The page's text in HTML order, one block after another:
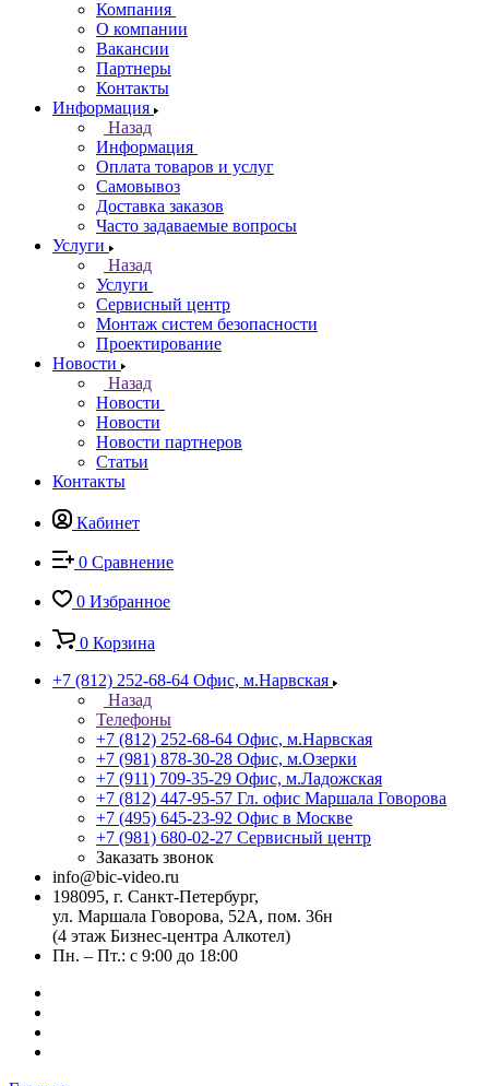
Компания
О компании
Вакансии
Партнеры
Контакты
Информация
Назад
Информация
Оплата товаров и услуг
Самовывоз
Доставка заказов
Часто задаваемые вопросы
Услуги
Назад
Услуги
Сервисный центр
Монтаж систем безопасности
Проектирование
Новости
Назад
Новости
Новости
Новости партнеров
Статьи
Контакты
Кабинет
0 Сравнение
0 Избранное
0 Корзина
+7 (812) 252-68-64 Офис, м.Нарвская
Назад
Телефоны
+7 (812) 252-68-64 Офис, м.Нарвская
+7 (981) 878-30-28 Офис, м.Озерки
+7 (911) 709-35-29 Офис, м.Ладожская
+7 (812) 447-95-57 Гл. офис Маршала Говорова
+7 (495) 645-23-92 Офис в Москве
+7 (981) 680-02-27 Сервисный центр
Заказать звонок
info@bic-video.ru
198095, г. Санкт-Петербург,
ул. Маршала Говорова, 52А, пом. 36н
(4 этаж Бизнес-центра Алкотел)
Пн. – Пт.: с 9:00 до 18:00